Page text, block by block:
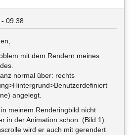
09:38
mit dem Rendern meines
normal über: rechts
angelegt.
meinem Renderingbild nicht
in der Animation schon. (Bild 1)
wird er auch mit gerendert